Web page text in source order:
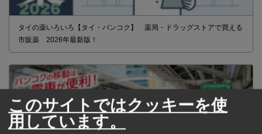
タイの薬いろいろ【タイ・バンコク】 薬局・ドラッグストアで買える
市販薬 2026年最新版！
このサイトではクッキーを使
用しています。